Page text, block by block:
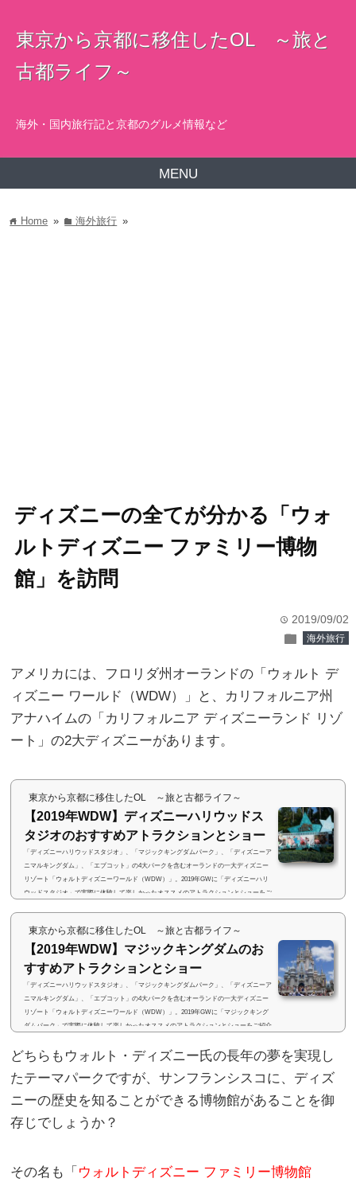
東京から京都に移住したOL ～旅と
古都ライフ～
海外・国内旅行記と京都のグルメ情報など
MENU
home Home » folder海外旅行 »
ディズニーの全てが分かる「ウォ
ルトディズニー ファミリー博物
館」を訪問
time 2019/09/02
folder 海外旅行
アメリカには、フロリダ州オーランドの「ウォルト デ
ィズニー ワールド（WDW）」と、カリフォルニア州
アナハイムの「カリフォルニア ディズニーランド リゾ
ート」の2大ディズニーがあります。
東京から京都に移住したOL ～旅と古都ライフ～
【2019年WDW】ディズニーハリウッドス
タジオのおすすめアトラクションとショー
「ディズニーハリウッドスタジオ」、「マジックキングダムパーク」、「ディズニーア
ニマルキングダム」、「エプコット」の4大パークを含むオーランドの一大ディズニー
リゾート「ウォルトディズニーワールド（WDW）」。2019年GWに「ディズニーハリ
ウッドスタジオ」で実際に体験して楽しかったオススメのアトラクションとショーをご
ドスタジオ」。ファストパ...
東京から京都に移住したOL ～旅と古都ライフ～
【2019年WDW】マジックキングダムのお
すすめアトラクションとショー
「ディズニーハリウッドスタジオ」、「マジックキングダムパーク」、「ディズニーア
ニマルキングダム」、「エプコット」の4大パークを含むオーランドの一大ディズニー
リゾート「ウォルトディズニーワールド（WDW）」。2019年GWに「マジックキング
ダムパーク」で実際に体験して楽しかったオススメのアトラクションとショーをご紹介
トラクションとショー4大パークの中で、最もアトラクションの数が多い「マジックキ
どちらもウォルト・ディズニー氏の長年の夢を実現し
たテーマパークですが、サンフランシスコに、ディズ
ニーの歴史を知ることができる博物館があることを御
存じでしょうか？
その名も「 ウォルトディズニー ファミリー博物館